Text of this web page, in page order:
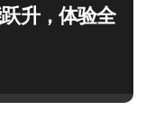
升，体验全